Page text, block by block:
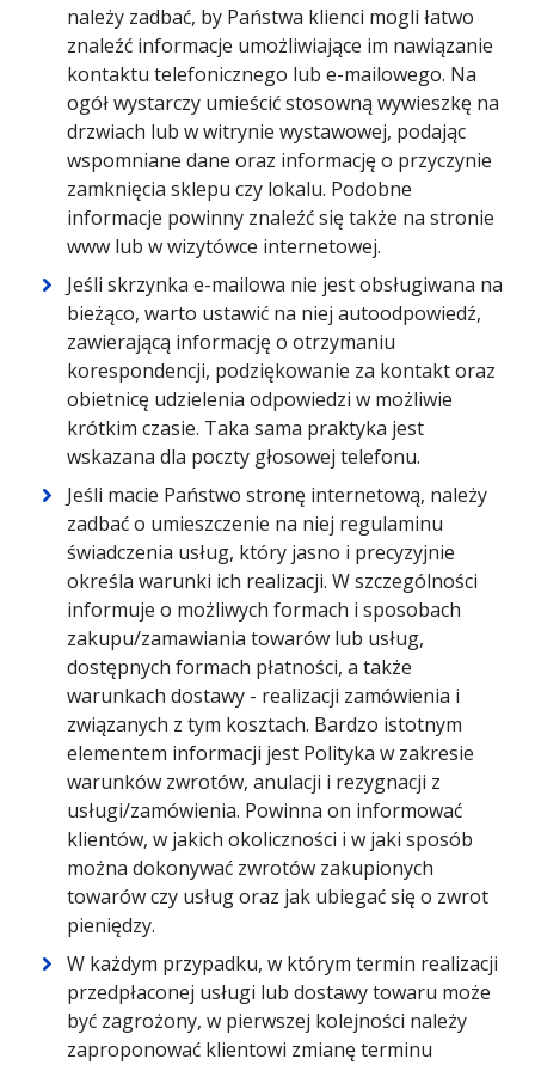
należy zadbać, by Państwa klienci mogli łatwo
znaleźć informacje umożliwiające im nawiązanie
kontaktu telefonicznego lub e-mailowego. Na
ogół wystarczy umieścić stosowną wywieszkę na
drzwiach lub w witrynie wystawowej, podając
wspomniane dane oraz informację o przyczynie
zamknięcia sklepu czy lokalu. Podobne
informacje powinny znaleźć się także na stronie
www lub w wizytówce internetowej.
Jeśli skrzynka e-mailowa nie jest obsługiwana na
bieżąco, warto ustawić na niej autoodpowiedź,
zawierającą informację o otrzymaniu
korespondencji, podziękowanie za kontakt oraz
obietnicę udzielenia odpowiedzi w możliwie
krótkim czasie. Taka sama praktyka jest
wskazana dla poczty głosowej telefonu.
Jeśli macie Państwo stronę internetową, należy
zadbać o umieszczenie na niej regulaminu
świadczenia usług, który jasno i precyzyjnie
określa warunki ich realizacji. W szczególności
informuje o możliwych formach i sposobach
zakupu/zamawiania towarów lub usług,
dostępnych formach płatności, a także
warunkach dostawy - realizacji zamówienia i
związanych z tym kosztach. Bardzo istotnym
elementem informacji jest Polityka w zakresie
warunków zwrotów, anulacji i rezygnacji z
usługi/zamówienia. Powinna on informować
klientów, w jakich okoliczności i w jaki sposób
można dokonywać zwrotów zakupionych
towarów czy usług oraz jak ubiegać się o zwrot
pieniędzy.
W każdym przypadku, w którym termin realizacji
przedpłaconej usługi lub dostawy towaru może
być zagrożony, w pierwszej kolejności należy
zaproponować klientowi zmianę terminu